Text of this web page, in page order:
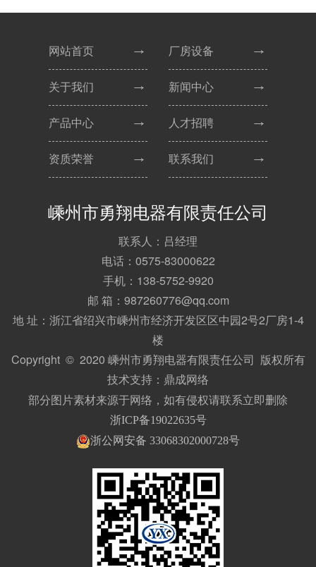
嵊州市勇翔电器有限责任公司
联系人：吕经理
电话：0575-83000622
手机：138-5752-9920
邮 箱：987260776@qq.com
地 址：浙江省绍兴市嵊州市经济开发区区中园2号2厂房1-4
楼
Copyright © 2020 嵊州市勇翔电器有限责任公司 版权所有
技术支持： 鼎成网络
部分图片素材来源于网络，如有侵权请联系立即删除
浙ICP备19022635号
浙公网安备 33068302000728号
网站首页
关于我们
产品中心
资质荣誉
厂房设备
新闻中心
人才招聘
联系我们